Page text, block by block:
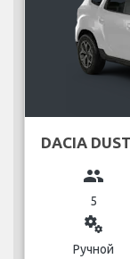
DACIA
group
5
miscellaneous_services
Ручной